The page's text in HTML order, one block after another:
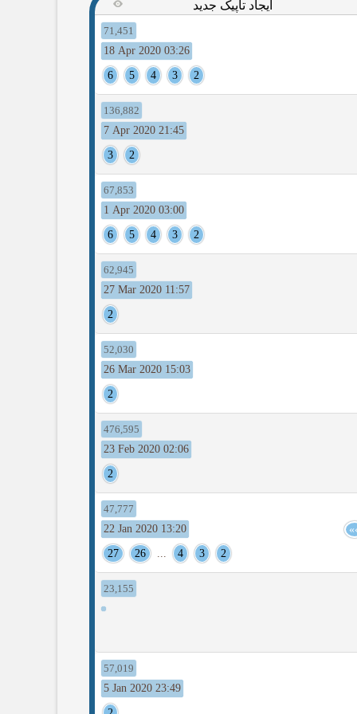
ایجاد تاپیک جدید
71,451
18 Apr 2020 03:26
2
3
4
5
6
136,882
7 Apr 2020 21:45
2
3
67,853
1 Apr 2020 03:00
2
3
4
5
6
62,945
27 Mar 2020 11:57
2
52,030
26 Mar 2020 15:03
2
476,595
23 Feb 2020 02:06
2
47,777
22 Jan 2020 13:20
2
3
4
...
26
27
23,155
57,019
5 Jan 2020 23:49